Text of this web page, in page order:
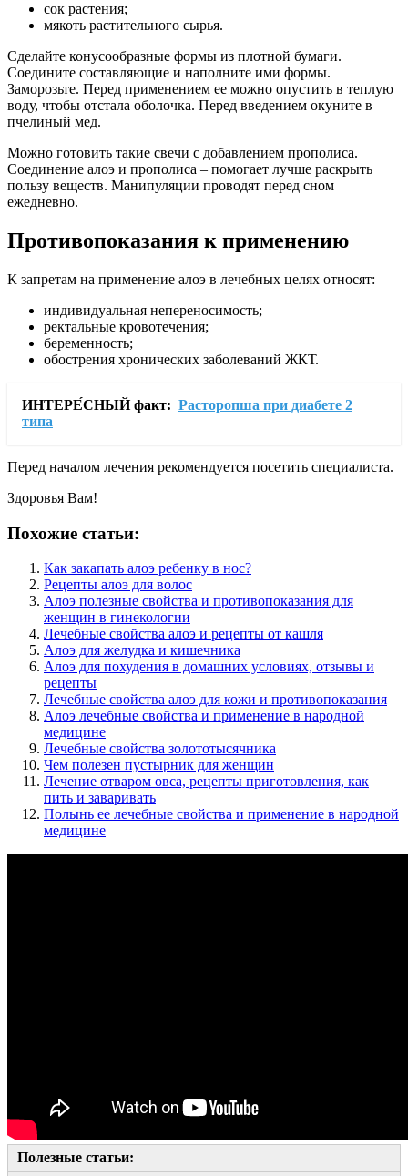
сок растения;
мякоть растительного сырья.
Сделайте конусообразные формы из плотной бумаги.
Соедините составляющие и наполните ими формы.
Заморозьте. Перед применением ее можно опустить в теплую
воду, чтобы отстала оболочка. Перед введением окуните в
пчелиный мед.
Можно готовить такие свечи с добавлением прополиса.
Соединение алоэ и прополиса – помогает лучше раскрыть
пользу веществ. Манипуляции проводят перед сном
ежедневно.
Противопоказания к применению
К запретам на применение алоэ в лечебных целях относят:
индивидуальная непереносимость;
ректальные кровотечения;
беременность;
обострения хронических заболеваний ЖКТ.
ИНТЕРЕ́СНЫЙ факт: Расторопша при диабете 2
типа
Перед началом лечения рекомендуется посетить специалиста.
Здоровья Вам!
Похожие статьи:
Как закапать алоэ ребенку в нос?
Рецепты алоэ для волос
Алоэ полезные свойства и противопоказания для
женщин в гинекологии
Лечебные свойства алоэ и рецепты от кашля
Алоэ для желудка и кишечника
Алоэ для похудения в домашних условиях, отзывы и
рецепты
Лечебные свойства алоэ для кожи и противопоказания
Алоэ лечебные свойства и применение в народной
медицине
Лечебные свойства золототысячника
Чем полезен пустырник для женщин
Лечение отваром овса, рецепты приготовления, как
пить и заваривать
Полынь ее лечебные свойства и применение в народной
медицине
Полезные статьи: